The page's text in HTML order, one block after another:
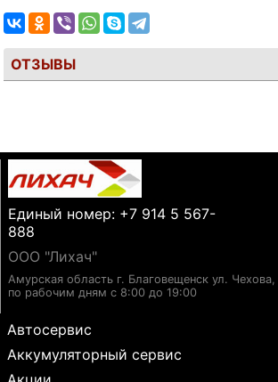
ОТЗЫВЫ
Единый номер: +7 914 5 567-
888
ООО "Лихач"
Амурская область г. Благовещенск ул. Чехова,
по рабочим дням с 8:00 до 19:00
Автосервис
Аккумуляторный сервис